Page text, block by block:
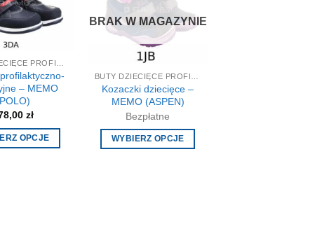
– MEMO
zł
OPCJE
BRAK W MAGAZYNIE
BUTY DZIECIĘCE PROFILAKTYCZNE-KOREKCYJNE
Kozaczki dziecięce –
MEMO (ASPEN)
Bezpłatne
WYBIERZ OPCJE